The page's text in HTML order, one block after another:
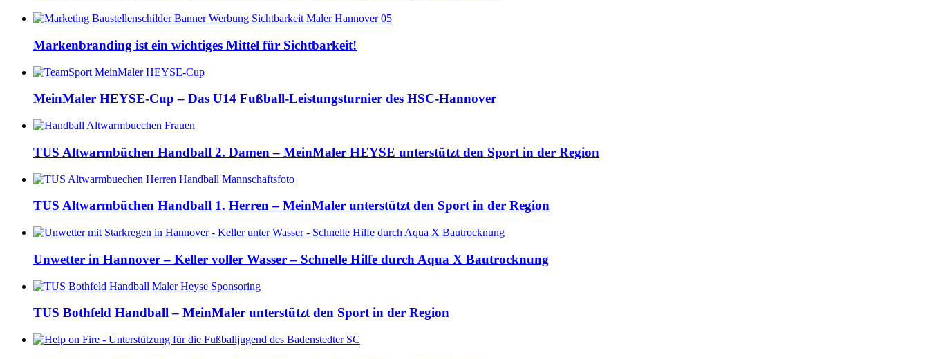
Markenbranding ist ein wichtiges Mittel für Sichtbarkeit!
MeinMaler HEYSE-Cup – Das U14 Fußball-Leistungsturnier des HSC-Hannover
TUS Altwarmbüchen Handball 2. Damen – MeinMaler HEYSE unterstützt den Sport in der Region
TUS Altwarmbüchen Handball 1. Herren – MeinMaler unterstützt den Sport in der Region
Unwetter in Hannover – Keller voller Wasser – Schnelle Hilfe durch Aqua X Bautrocknung
TUS Bothfeld Handball – MeinMaler unterstützt den Sport in der Region